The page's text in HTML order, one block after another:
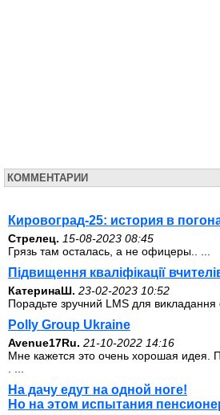
КОММЕНТАРИИ
Кировоград-25: история в
Стрелец. 15-08-2023 08:45
Грязь там осталась, а не офицеры.. ...
Підвищення кваліфікації
КатеринаШ. 23-02-2023 10:52
Порадьте зручний LMS для
Polly Group Ukraine
Avenue17Ru. 21-10-2022 14:16
Мне кажется это очень хорошая идея.
На дачу едут на одной ноге!
Но на этом испытания